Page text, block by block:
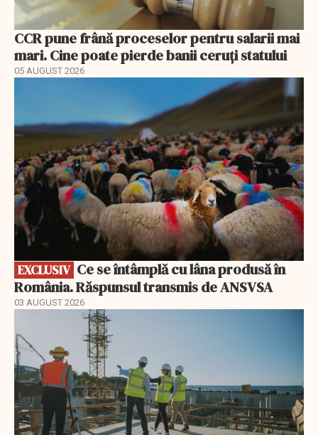
CCR pune frână proceselor pentru salarii mai
mari. Cine poate pierde banii ceruți statului
05 AUGUST 2026
EXCLUSIV
România. Răspunsul transmis de ANSVSA
03 AUGUST 2026